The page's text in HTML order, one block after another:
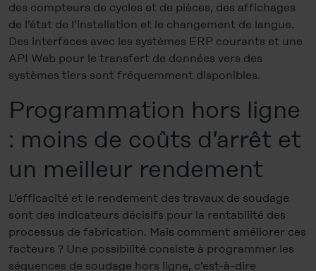
des compteurs de cycles et de pièces, des affichages
de l’état de l’installation et le changement de langue.
Des interfaces avec les systèmes ERP courants et une
API Web pour le transfert de données vers des
systèmes tiers sont fréquemment disponibles.
Programmation hors ligne
: moins de coûts d’arrêt et
un meilleur rendement
L’efficacité et le rendement des travaux de soudage
sont des indicateurs décisifs pour la rentabilité des
processus de fabrication. Mais comment améliorer ces
facteurs ? Une possibilité consiste à programmer les
séquences de soudage hors ligne, c’est-à-dire